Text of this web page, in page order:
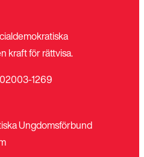
kraft för rättvisa.
1269
Ungdomsförbund